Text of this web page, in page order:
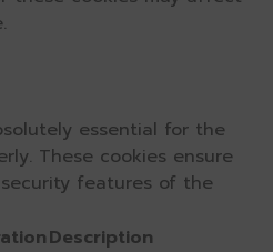
essential for the
These cookies ensure
features of the
Description